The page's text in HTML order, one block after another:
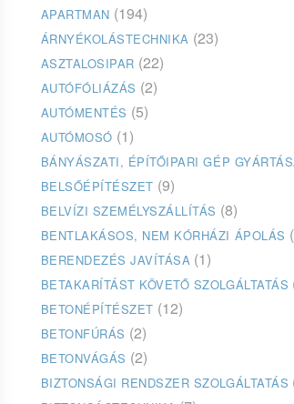
APARTMAN (194)
ÁRNYÉKOLÁSTECHNIKA (23)
ASZTALOSIPAR (22)
AUTÓFÓLIÁZÁS (2)
AUTÓMENTÉS (5)
AUTÓMOSÓ (1)
BÁNYÁSZATI, ÉPÍTŐIPARI GÉP
BELSŐÉPÍTÉSZET (9)
BELVÍZI SZEMÉLYSZÁLLÍTÁS (8)
BENTLAKÁSOS, NEM KÓRHÁZI ÁPOLÁS
BERENDEZÉS JAVÍTÁSA (1)
BETAKARÍTÁST KÖVETŐ SZOLGÁLTATÁS
BETONÉPÍTÉSZET (12)
BETONFÚRÁS (2)
BETONVÁGÁS (2)
BIZTONSÁGI RENDSZER SZOLGÁLTATÁS